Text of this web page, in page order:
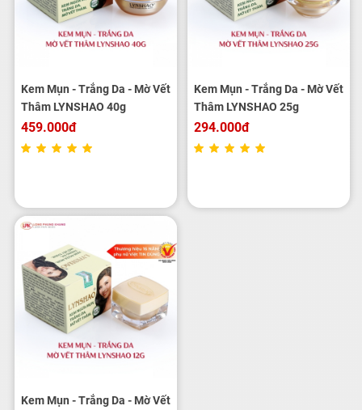
Kem Mụn - Trắng Da - Mờ Vết
Thâm LYNSHAO 40g
459.000đ
Kem Mụn - Trắng Da - Mờ Vết
Thâm LYNSHAO 25g
294.000đ
Kem Mụn - Trắng Da - Mờ Vết